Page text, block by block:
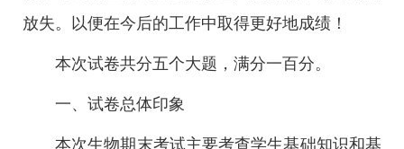
放失。以便在今后的工作中取得更好地成绩！
本次试卷共分五个大题，满分一百分。
一、试卷总体印象
本次生物期末考试主要考查学生基础知识和基